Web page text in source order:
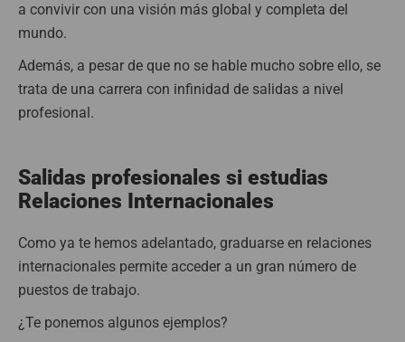
a convivir con una visión más global y completa del
mundo.
Además, a pesar de que no se hable mucho sobre ello, se
trata de una carrera con infinidad de salidas a nivel
profesional.
Salidas profesionales si estudias
Relaciones Internacionales
Como ya te hemos adelantado, graduarse en relaciones
internacionales permite acceder a un gran número de
puestos de trabajo.
¿Te ponemos algunos ejemplos?